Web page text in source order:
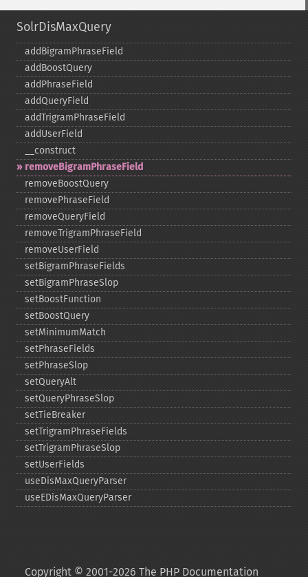
SolrDisMaxQuery
addBigramPhraseField
addBoostQuery
addPhraseField
addQueryField
addTrigramPhraseField
addUserField
_​_​construct
removeBigramPhraseField
removeBoostQuery
removePhraseField
removeQueryField
removeTrigramPhraseField
removeUserField
setBigramPhraseFields
setBigramPhraseSlop
setBoostFunction
setBoostQuery
setMinimumMatch
setPhraseFields
setPhraseSlop
setQueryAlt
setQueryPhraseSlop
setTieBreaker
setTrigramPhraseFields
setTrigramPhraseSlop
setUserFields
useDisMaxQueryParser
useEDisMaxQueryParser
Copyright © 2001-2026 The PHP Documentation